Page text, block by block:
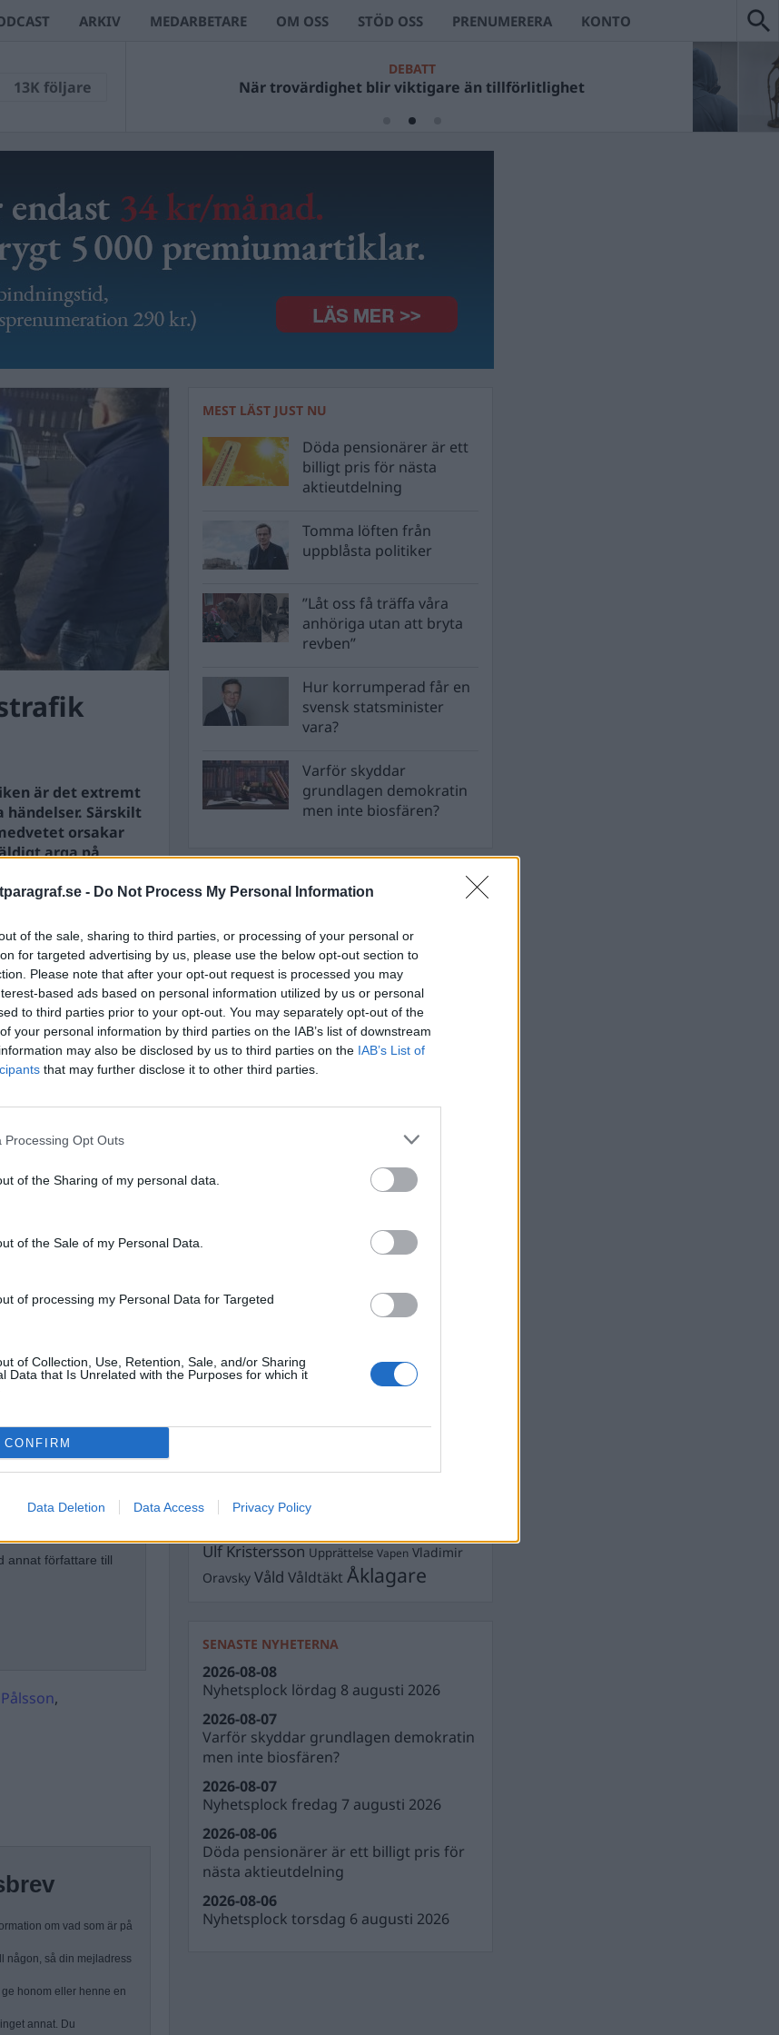
- Do Not Process My Personal Information
of the sale, sharing to third parties, or processing of your personal or
for targeted advertising by us, please use the below opt-out section to
Please note that after your opt-out request is processed you may
based ads based on personal information utilized by us or personal
to third parties prior to your opt-out. You may separately opt-out of the
your personal information by third parties on the IAB’s list of downstream
may also be disclosed by us to third parties on the IAB’s List of
that may further disclose it to other third parties.
Processing Opt Outs
of the Sharing of my personal data.
of the Sale of my Personal Data.
of processing my Personal Data for Targeted
of Collection, Use, Retention, Sale, and/or Sharing
Data that Is Unrelated with the Purposes for which it
CONFIRM
Data Deletion Data Access Privacy Policy
ARKIV MEDARBETARE OM OSS STÖD OSS PRENUMERERA KONTO
13K följare
DEBATT
När trovärdighet blir viktigare än tillförlitlighet
är det extremt
Särskilt
orsakar
arga på
hellre
Johansson, åter i
inom avtalsrätt och
annat författare till
,
om vad som är på
någon, så din mejladress
honom eller henne en
annat. Du
MEST LÄST JUST NU
Döda pensionärer är ett
billigt pris för nästa
aktieutdelning
Tomma löften från
uppblåsta politiker
”Låt oss få träffa våra
anhöriga utan att bryta
revben”
Hur korrumperad får en
svensk statsminister
vara?
Varför skyddar
grundlagen demokratin
men inte biosfären?
STÖD OSS
PRENUMERERA PÅ PARA§RAFS NYHETSBREV
Andreas
Brottslighet Börje
Carlsson
Börje R P Carlsson
Dick Sundevall
Grov misshandel
Jimmie Åkesson Kokainmålet
Lagar Michael Pålsson
Mord
PoliserRasismRicard A R Nilsson
Rättssäkerhet
Ulf Kristersson Upprättelse Vapen Vladimir
Oravsky Våld Våldtäkt Åklagare
SENASTE NYHETERNA
Nyhetsplock lördag 8 augusti 2026
2026-08-08
Varför skyddar grundlagen demokratin
men inte biosfären?
2026-08-07
Nyhetsplock fredag 7 augusti 2026
2026-08-07
Döda pensionärer är ett billigt pris för
nästa aktieutdelning
2026-08-06
Nyhetsplock torsdag 6 augusti 2026
2026-08-06